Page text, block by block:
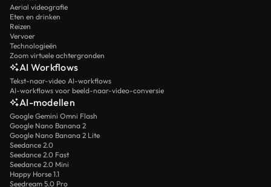
Aerial videografie
Eten en drinken
Reizen
Vervoer
Technologieën
Zoom virtuele achtergronden
AI Workflows
Tekst-naar-video AI-workflows
AI-workflows voor beeld-naar-video-conversie
AI-modellen
Google Gemini Omni Flash
Google Nano Banana 2
Google Nano Banana 2 Lite
Seedance 2.0
Seedance 2.0 Fast
Seedance 2.0 Mini
Happy Horse 1.1
Seedream 5.0 Pro